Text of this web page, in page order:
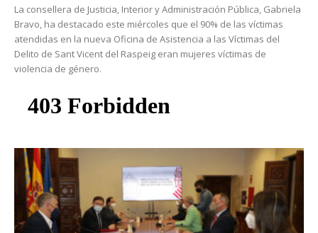
La consellera de Justicia, Interior y Administración Pública, Gabriela
Bravo, ha destacado este miércoles que el 90% de las víctimas
atendidas en la nueva Oficina de Asistencia a las Víctimas del
Delito de Sant Vicent del Raspeig eran mujeres víctimas de
violencia de género.